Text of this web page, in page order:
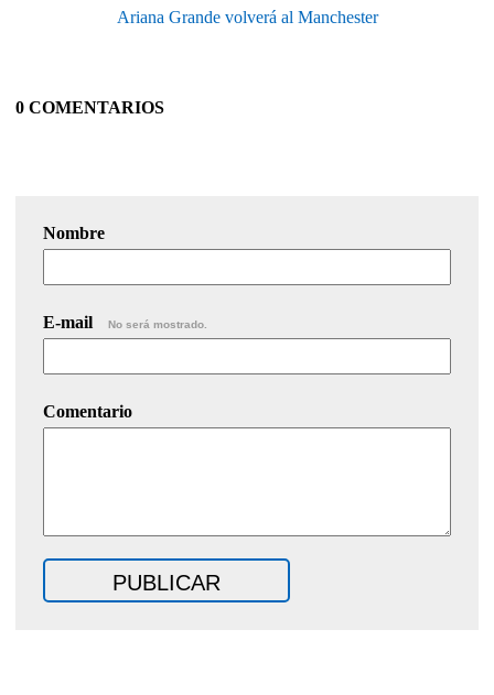
Ariana Grande volverá al Manchester
0 COMENTARIOS
Nombre
E-mail No será mostrado.
Comentario